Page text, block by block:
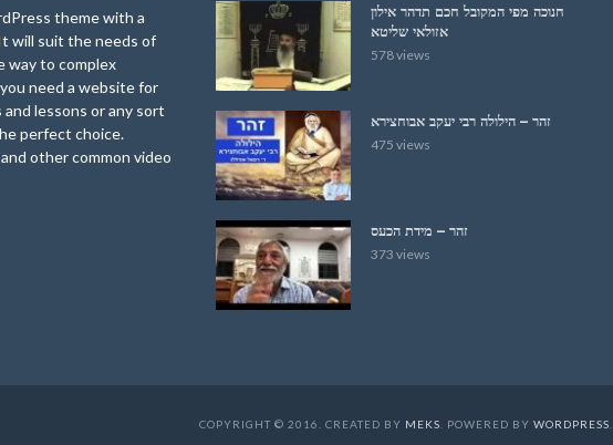
theme with a
will suit the needs of
way to complex
need a website for
lessons or any sort
perfect choice.
other common video
חנוכה מפי המקובל חכם תדהר אילון
אזולאי שליטא
578 views
זהר – הילולה רבי יעקב אבוחצירא
475 views
זהר – מידת הכעס
373 views
COPYRIGHT © 2016. CREATED BY MEKS. POWERED BY WORDPRESS.